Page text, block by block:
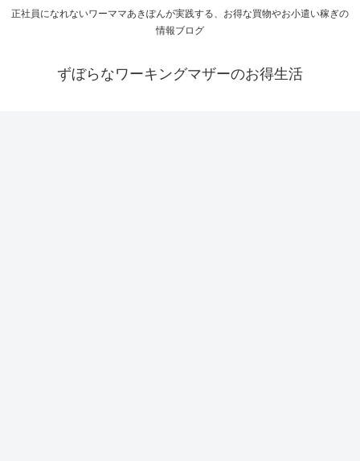
正社員になれないワーママあきぽんが実践する、お得な買物やお小遣い稼ぎの
情報ブログ
ずぼらなワーキングマザーのお得生活